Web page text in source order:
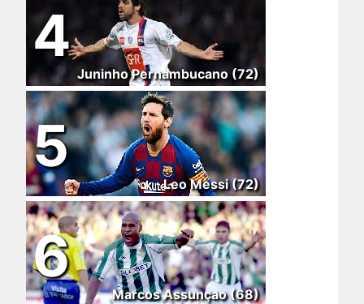
4
Juninho Pernambucano (72)
5
Leo Messi (72)
6
Marcos Assunçao (68)